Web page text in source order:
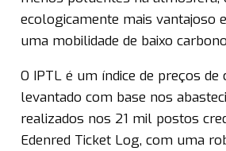
ecologicamente mais vantajoso
uma mobilidade de baixo
O IPTL é um índice de preços de
levantado com base nos
realizados nos 21 mil postos
Edenred Ticket Log, com uma